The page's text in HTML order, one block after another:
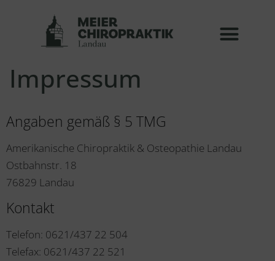
Impressum
Angaben gemäß § 5 TMG
Amerikanische Chiropraktik & Osteopathie Landau
Ostbahnstr. 18
76829 Landau
Kontakt
Telefon: 0621/437 22 504
Telefax: 0621/437 22 521